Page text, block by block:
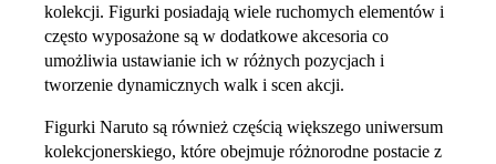
kolekcji. Figurki posiadają wiele ruchomych elementów i
często wyposażone są w dodatkowe akcesoria co
umożliwia ustawianie ich w różnych pozycjach i
tworzenie dynamicznych walk i scen akcji.
Figurki Naruto są również częścią większego uniwersum
kolekcjonerskiego, które obejmuje różnorodne postacie z